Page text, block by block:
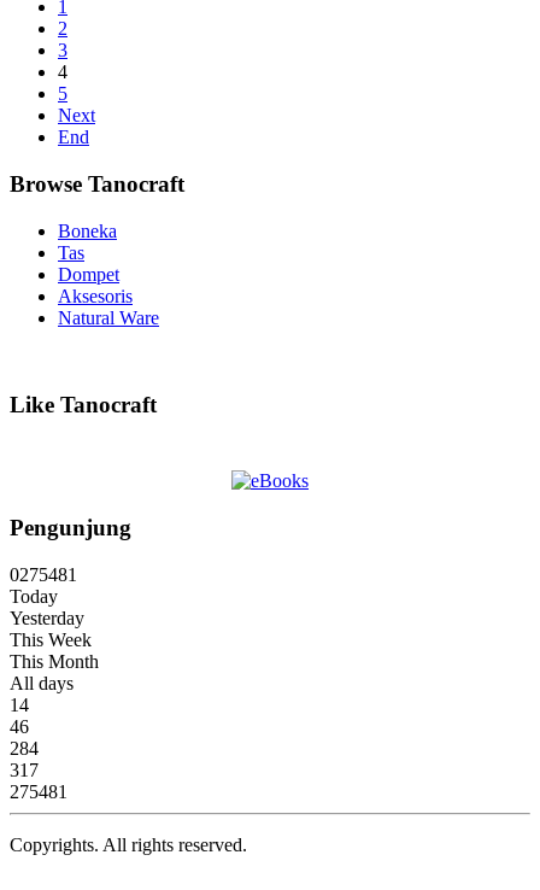
1
2
3
4
5
Next
End
Browse Tanocraft
Boneka
Tas
Dompet
Aksesoris
Natural Ware
Like Tanocraft
Pengunjung
0275481
Today
Yesterday
This Week
This Month
All days
14
46
284
317
275481
Copyrights. All rights reserved.